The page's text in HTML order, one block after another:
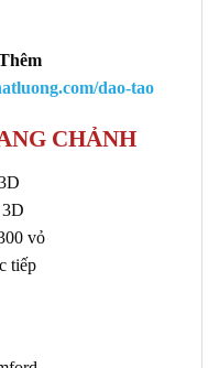
dao-tao
CHẢNH
vỏ
tiếp